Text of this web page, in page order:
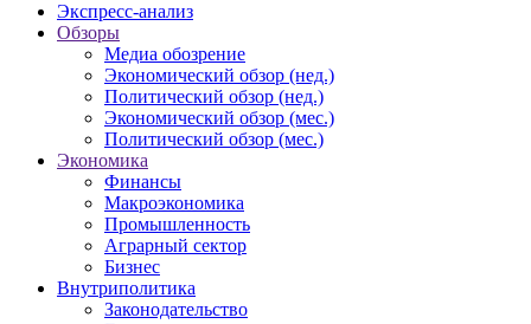
Экспресс-анализ
Обзоры
Медиа обозрение
Экономический обзор (нед.)
Политический обзор (нед.)
Экономический обзор (мес.)
Политический обзор (мес.)
Экономика
Финансы
Макроэкономика
Промышленность
Аграрный сектор
Бизнес
Внутриполитика
Законодательство